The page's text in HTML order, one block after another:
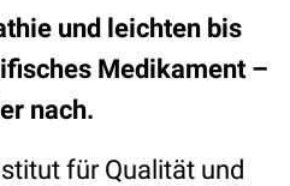
und leichten bis
Medikament –
nach.
für Qualität und